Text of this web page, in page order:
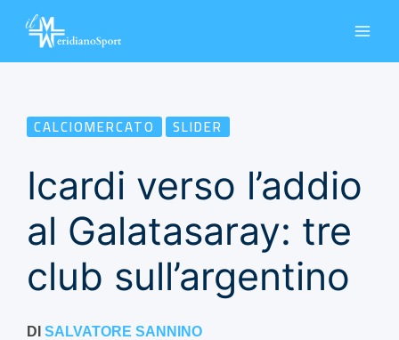
CALCIOMERCATO SLIDER
Icardi verso l’addio
al Galatasaray: tre
club sull’argentino
DI SALVATORE SANNINO